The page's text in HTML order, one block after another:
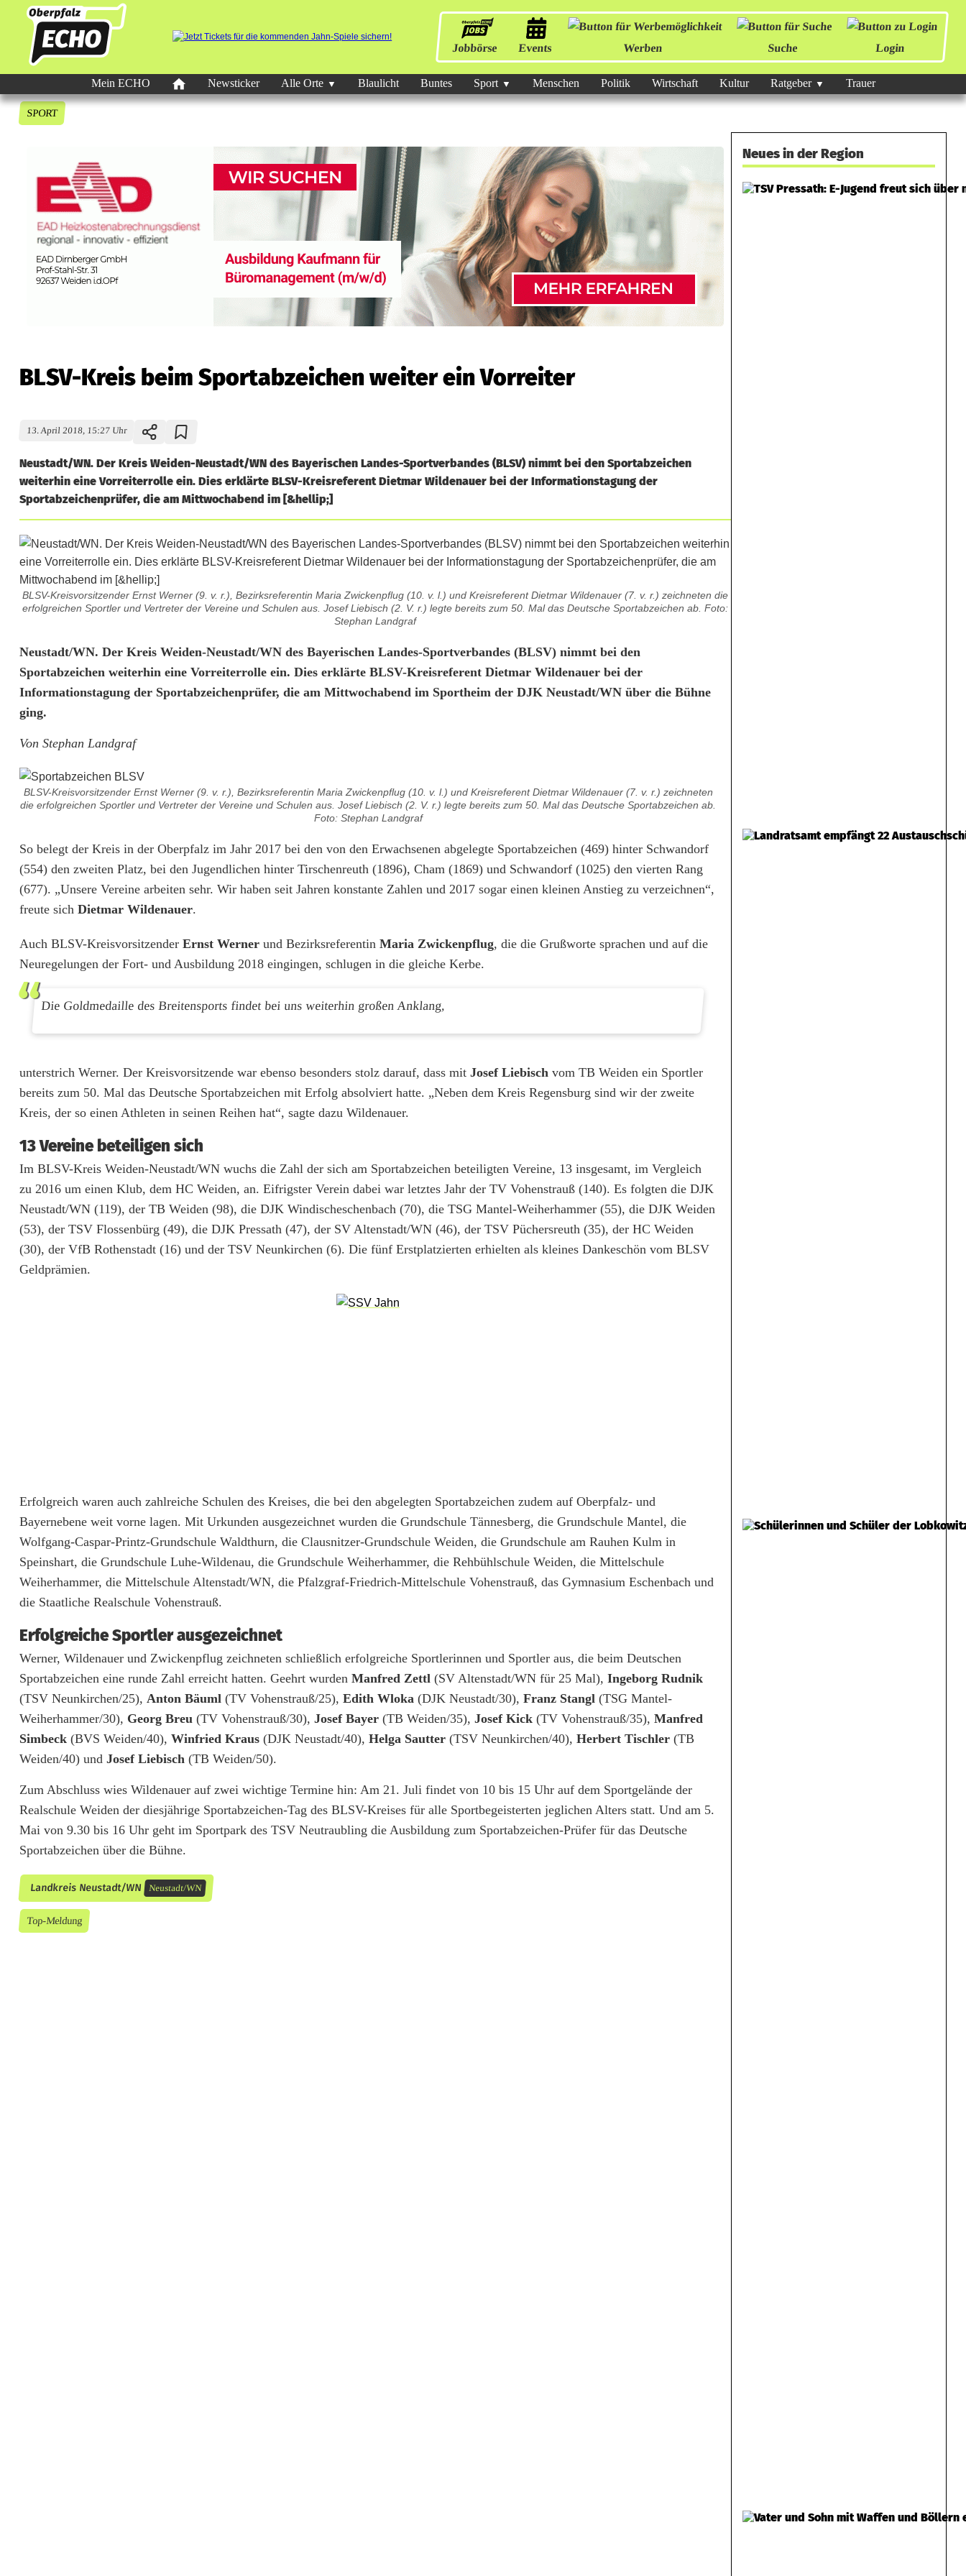
Jobbörse Events Werben Suche Login
Mein ECHO Newsticker Alle Orte Blaulicht Buntes Sport Menschen Politik Wirtschaft Kultur Ratgeber Trauer
SPORT
BLSV-Kreis beim Sportabzeichen weiter ein Vorreiter
13. April 2018, 15:27 Uhr
Neustadt/WN. Der Kreis Weiden-Neustadt/WN des Bayerischen Landes-Sportverbandes (BLSV) nimmt bei den Sportabzeichen
weiterhin eine Vorreiterrolle ein. Dies erklärte BLSV-Kreisreferent Dietmar Wildenauer bei der Informationstagung der
Sportabzeichenprüfer, die am Mittwochabend im [&hellip;]
BLSV-Kreisvorsitzender Ernst Werner (9. v. r.), Bezirksreferentin Maria Zwickenpflug (10. v. l.) und Kreisreferent Dietmar Wildenauer (7. v. r.) zeichneten die
erfolgreichen Sportler und Vertreter der Vereine und Schulen aus. Josef Liebisch (2. V. r.) legte bereits zum 50. Mal das Deutsche Sportabzeichen ab. Foto:
Stephan Landgraf
B
L
S
V
-
K
e
i
s
e
i
o
r
t
a
b
z
e
t
e
r
e
i
n
V
o
r
r
i
t
e
r
Neustadt/WN. Der Kreis Weiden-Neustadt/WN des Bayerischen Landes-Sportverbandes (BLSV) nimmt bei den
Sportabzeichen weiterhin eine Vorreiterrolle ein. Dies erklärte BLSV-Kreisreferent Dietmar Wildenauer bei der
Informationstagung der Sportabzeichenprüfer, die am Mittwochabend im Sportheim der DJK Neustadt/WN über die Bühne
ging.
Von Stephan Landgraf
BLSV-Kreisvorsitzender Ernst Werner (9. v. r.), Bezirksreferentin Maria Zwickenpflug (10. v. l.) und Kreisreferent Dietmar Wildenauer (7. v. r.) zeichneten
die erfolgreichen Sportler und Vertreter der Vereine und Schulen aus. Josef Liebisch (2. V. r.) legte bereits zum 50. Mal das Deutsche Sportabzeichen ab.
Foto: Stephan Landgraf
So belegt der Kreis in der Oberpfalz im Jahr 2017 bei den von den Erwachsenen abgelegte Sportabzeichen (469) hinter Schwandorf
(554) den zweiten Platz, bei den Jugendlichen hinter Tirschenreuth (1896), Cham (1869) und Schwandorf (1025) den vierten Rang
(677). „Unsere Vereine arbeiten sehr. Wir haben seit Jahren konstante Zahlen und 2017 sogar einen kleinen Anstieg zu verzeichnen“,
freute sich Dietmar Wildenauer.
Auch BLSV-Kreisvorsitzender Ernst Werner und Bezirksreferentin Maria Zwickenpflug, die die Grußworte sprachen und auf die
Neuregelungen der Fort- und Ausbildung 2018 eingingen, schlugen in die gleiche Kerbe.
Die Goldmedaille des Breitensports findet bei uns weiterhin großen Anklang,
unterstrich Werner. Der Kreisvorsitzende war ebenso besonders stolz darauf, dass mit Josef Liebisch vom TB Weiden ein Sportler
bereits zum 50. Mal das Deutsche Sportabzeichen mit Erfolg absolviert hatte. „Neben dem Kreis Regensburg sind wir der zweite
Kreis, der so einen Athleten in seinen Reihen hat“, sagte dazu Wildenauer.
13 Vereine beteiligen sich
Im BLSV-Kreis Weiden-Neustadt/WN wuchs die Zahl der sich am Sportabzeichen beteiligten Vereine, 13 insgesamt, im Vergleich
zu 2016 um einen Klub, dem HC Weiden, an. Eifrigster Verein dabei war letztes Jahr der TV Vohenstrauß (140). Es folgten die DJK
Neustadt/WN (119), der TB Weiden (98), die DJK Windischeschenbach (70), die TSG Mantel-Weiherhammer (55), die DJK Weiden
(53), der TSV Flossenbürg (49), die DJK Pressath (47), der SV Altenstadt/WN (46), der TSV Püchersreuth (35), der HC Weiden
(30), der VfB Rothenstadt (16) und der TSV Neunkirchen (6). Die fünf Erstplatzierten erhielten als kleines Dankeschön vom BLSV
Geldprämien.
Erfolgreich waren auch zahlreiche Schulen des Kreises, die bei den abgelegten Sportabzeichen zudem auf Oberpfalz- und
Bayernebene weit vorne lagen. Mit Urkunden ausgezeichnet wurden die Grundschule Tännesberg, die Grundschule Mantel, die
Wolfgang-Caspar-Printz-Grundschule Waldthurn, die Clausnitzer-Grundschule Weiden, die Grundschule am Rauhen Kulm in
Speinshart, die Grundschule Luhe-Wildenau, die Grundschule Weiherhammer, die Rehbühlschule Weiden, die Mittelschule
Weiherhammer, die Mittelschule Altenstadt/WN, die Pfalzgraf-Friedrich-Mittelschule Vohenstrauß, das Gymnasium Eschenbach und
die Staatliche Realschule Vohenstrauß.
Erfolgreiche Sportler ausgezeichnet
Werner, Wildenauer und Zwickenpflug zeichneten schließlich erfolgreiche Sportlerinnen und Sportler aus, die beim Deutschen
Sportabzeichen eine runde Zahl erreicht hatten. Geehrt wurden Manfred Zettl (SV Altenstadt/WN für 25 Mal), Ingeborg Rudnik
(TSV Neunkirchen/25), Anton Bäuml (TV Vohenstrauß/25), Edith Wloka (DJK Neustadt/30), Franz Stangl (TSG Mantel-
Weiherhammer/30), Georg Breu (TV Vohenstrauß/30), Josef Bayer (TB Weiden/35), Josef Kick (TV Vohenstrauß/35), Manfred
Simbeck (BVS Weiden/40), Winfried Kraus (DJK Neustadt/40), Helga Sautter (TSV Neunkirchen/40), Herbert Tischler (TB
Weiden/40) und Josef Liebisch (TB Weiden/50).
Zum Abschluss wies Wildenauer auf zwei wichtige Termine hin: Am 21. Juli findet von 10 bis 15 Uhr auf dem Sportgelände der
Realschule Weiden der diesjährige Sportabzeichen-Tag des BLSV-Kreises für alle Sportbegeisterten jeglichen Alters statt. Und am 5.
Mai von 9.30 bis 16 Uhr geht im Sportpark des TSV Neutraubling die Ausbildung zum Sportabzeichen-Prüfer für das Deutsche
Sportabzeichen über die Bühne.
Landkreis Neustadt/WN Neustadt/WN
Top-Meldung
Neues in der Region